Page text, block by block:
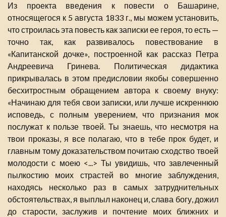
Из проекта введения к повести о Башарине,
относящегося к 5 августа 1833 г., мы можем установить,
что строилась эта повесть как записки ее героя, то есть —
точно так, как развивалось повествование в
«Капитанской дочке», построенной как рассказ Петра
Андреевича Гринева. Политическая дидактика
прикрывалась в этом предисловии якобы совершенно
бесхитростным обращением автора к своему внуку:
«Начинаю для тебя свои записки, или лучше искреннюю
исповедь, с полным уверением, что признания мок
послужат к пользе твоей. Ты знаешь, что несмотря на
твои проказы, я все полагаю, что в тебе прок будет, и
главным тому доказательством почитаю сходство твоей
молодости с моею <...> Ты увидишь, что завлеченный
пылкостию моих страстей во многие заблуждения,
находясь несколько раз в самых затруднительных
обстоятельствах, я выплыл наконец и, слава богу, дожил
до старости, заслужив и почтение моих ближних и